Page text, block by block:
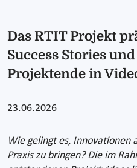
Das RTIT Projekt
Success Stories
Projektende in
23.06.2026
Wie gelingt es, Innovationen
Praxis zu bringen? Die im